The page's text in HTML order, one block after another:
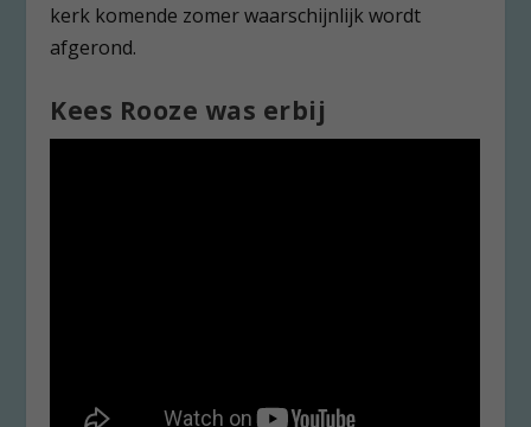
kerk komende zomer waarschijnlijk wordt
afgerond.
Kees Rooze was erbij